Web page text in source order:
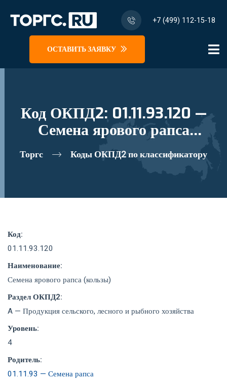
+7 (499) 112-15-18
ОСТАВИТЬ ЗАЯВКУ
Код ОКПД2: 01.11.93.120 —
Семена ярового рапса
(кользы)
Торгс Коды ОКПД2 по классификатору
Код:
01.11.93.120
Наименование:
Семена ярового рапса (кользы)
Раздел ОКПД2:
A — Продукция сельского, лесного и рыбного хозяйства
Уровень:
4
Родитель:
01.11.93 — Семена рапса